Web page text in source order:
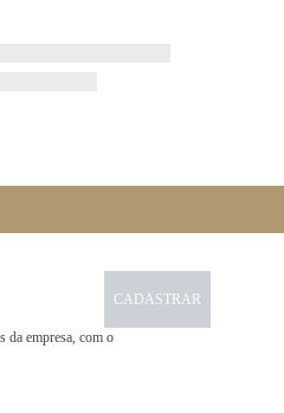
CADASTRAR
da empresa, com o